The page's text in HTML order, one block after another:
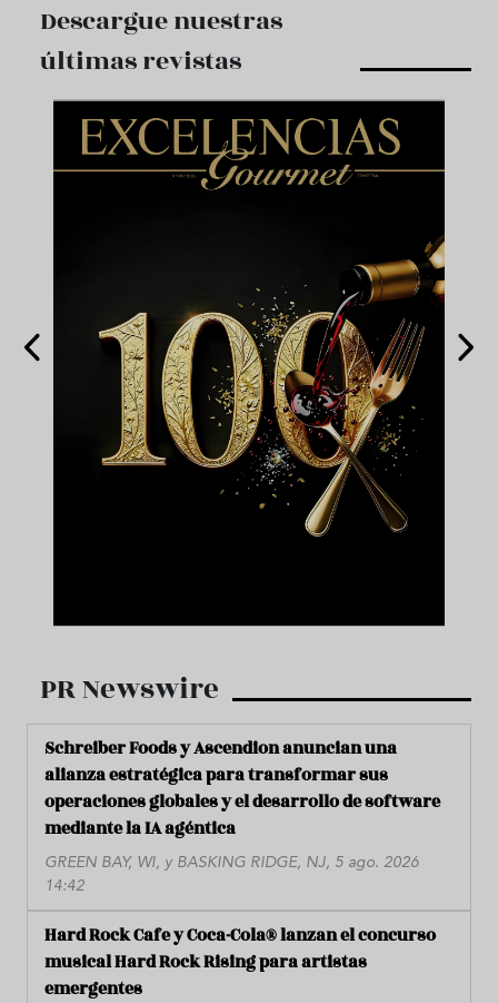
Descargue nuestras
últimas revistas
PR Newswire
Schreiber Foods y Ascendion anuncian una
alianza estratégica para transformar sus
operaciones globales y el desarrollo de software
mediante la IA agéntica
GREEN BAY, WI, y BASKING RIDGE, NJ, 5 ago. 2026
14:42
Hard Rock Cafe y Coca-Cola® lanzan el concurso
musical Hard Rock Rising para artistas
emergentes